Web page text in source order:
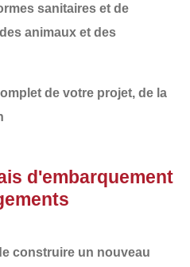
sanitaires et de
animaux et des
de votre projet, de la
d'embarquement
construire un nouveau